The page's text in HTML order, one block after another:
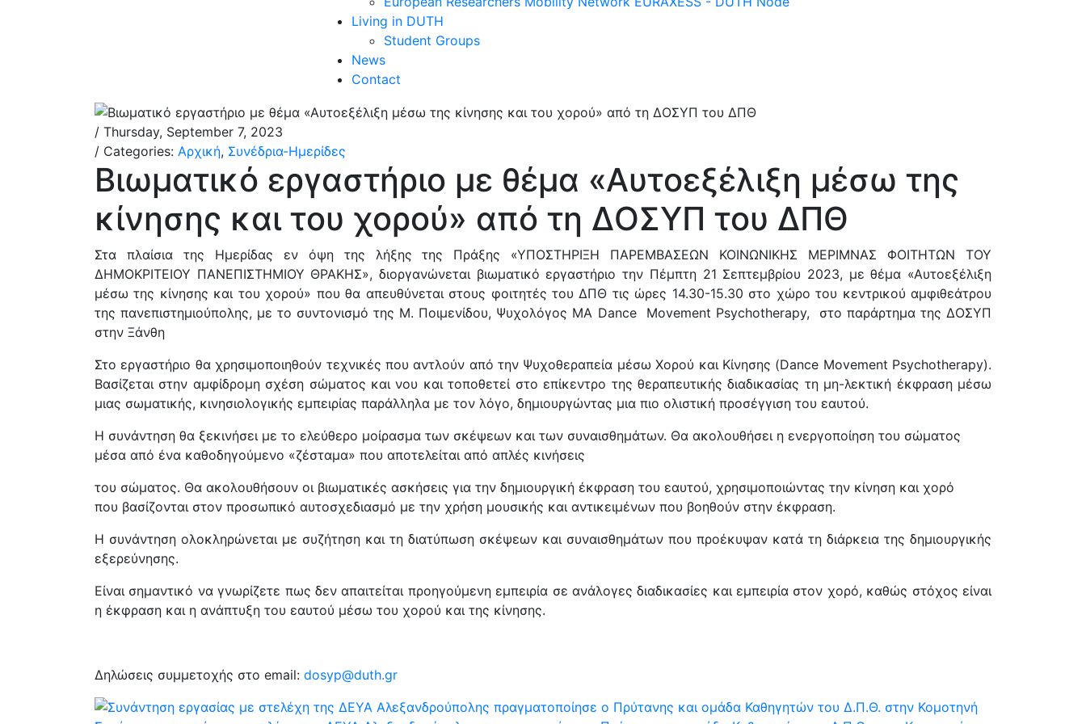
Living in DUTH
Student Groups
News
Contact
/ Thursday, September 7, 2023
/ Categories: Αρχική, Συνέδρια-Ημερίδες
Βιωματικό εργαστήριο με θέμα «Αυτοεξέλιξη μέσω της
κίνησης και του χορού» από τη ΔΟΣΥΠ του ΔΠΘ
Στα πλαίσια της Ημερίδας εν όψη της λήξης της Πράξης «ΥΠΟΣΤΗΡΙΞΗ ΠΑΡΕΜΒΑΣΕΩΝ ΚΟΙΝΩΝΙΚΗΣ ΜΕΡΙΜΝΑΣ ΦΟΙΤΗΤΩΝ ΤΟΥ
ΔΗΜΟΚΡΙΤΕΙΟΥ ΠΑΝΕΠΙΣΤΗΜΙΟΥ ΘΡΑΚΗΣ», διοργανώνεται βιωματικό εργαστήριο την Πέμπτη 21 Σεπτεμβρίου 2023, με θέμα «Αυτοεξέλιξη
μέσω της κίνησης και του χορού» που θα απευθύνεται στους φοιτητές του ΔΠΘ τις ώρες 14.30-15.30 στο χώρο του κεντρικού αμφιθεάτρου
της πανεπιστημιούπολης, με το συντονισμό της Μ. Ποιμενίδου, Ψυχολόγος MA Dance Movement Psychotherapy, στο παράρτημα της ΔΟΣΥΠ
στην Ξάνθη
Στο εργαστήριο θα χρησιμοποιηθούν τεχνικές που αντλούν από την Ψυχοθεραπεία μέσω Χορού και Κίνησης (Dance Movement Psychotherapy).
Βασίζεται στην αμφίδρομη σχέση σώματος και νου και τοποθετεί στο επίκεντρο της θεραπευτικής διαδικασίας τη μη-λεκτική έκφραση μέσω
μιας σωματικής, κινησιολογικής εμπειρίας παράλληλα με τον λόγο, δημιουργώντας μια πιο ολιστική προσέγγιση του εαυτού.
Η συνάντηση θα ξεκινήσει με το ελεύθερο μοίρασμα των σκέψεων και των συναισθημάτων. Θα ακολουθήσει η ενεργοποίηση του σώματος
μέσα από ένα καθοδηγούμενο «ζέσταμα» που αποτελείται από απλές κινήσεις
του σώματος. Θα ακολουθήσουν οι βιωματικές ασκήσεις για την δημιουργική έκφραση του εαυτού, χρησιμοποιώντας την κίνηση και χορό
που βασίζονται στον προσωπικό αυτοσχεδιασμό με την χρήση μουσικής και αντικειμένων που βοηθούν στην έκφραση.
Η συνάντηση ολοκληρώνεται με συζήτηση και τη διατύπωση σκέψεων και συναισθημάτων που προέκυψαν κατά τη διάρκεια της δημιουργικής
εξερεύνησης.
Είναι σημαντικό να γνωρίζετε πως δεν απαιτείται προηγούμενη εμπειρία σε ανάλογες διαδικασίες και εμπειρία στον χορό, καθώς στόχος είναι
η έκφραση και η ανάπτυξη του εαυτού μέσω του χορού και της κίνησης.
Δηλώσεις συμμετοχής στο email: dosyp@duth.gr